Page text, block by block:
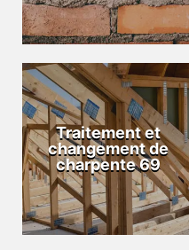
Traitement et
changement de
charpente 69